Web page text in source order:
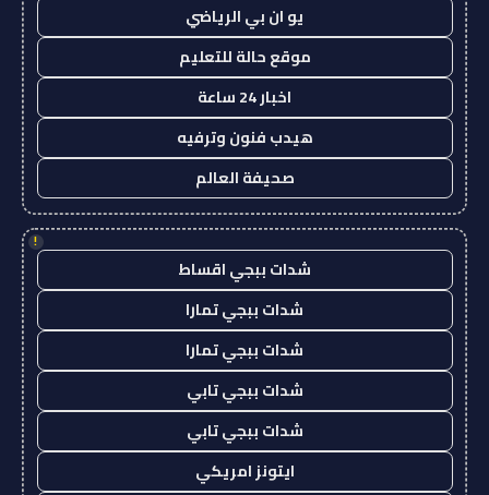
يو ان بي الرياضي
موقع حالة للتعليم
اخبار 24 ساعة
هيدب فنون وترفيه
صحيفة العالم
!
شدات ببجي اقساط
شدات ببجي تمارا
شدات ببجي تمارا
شدات ببجي تابي
شدات ببجي تابي
ايتونز امريكي